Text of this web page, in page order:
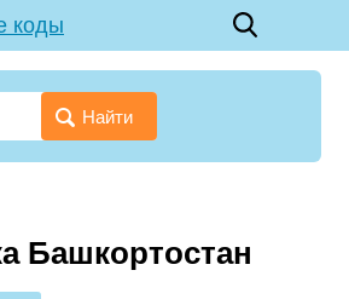
коды
Найти
Башкортостан